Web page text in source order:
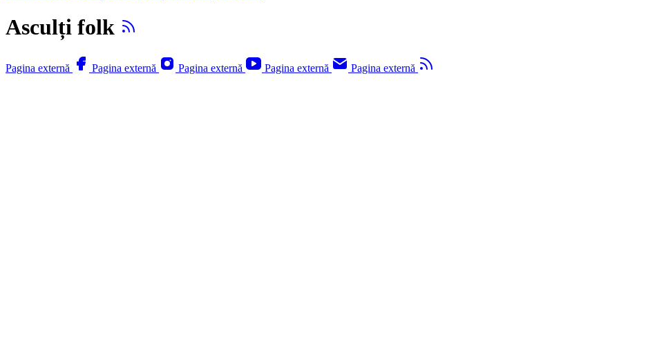
Asculți folk
Pagina externă Pagina externă Pagina externă Pagina externă Pagina externă